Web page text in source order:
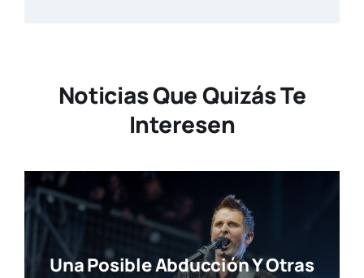
Noticias Que Quizás Te
Interesen
Una Posible Abducción Y Otras